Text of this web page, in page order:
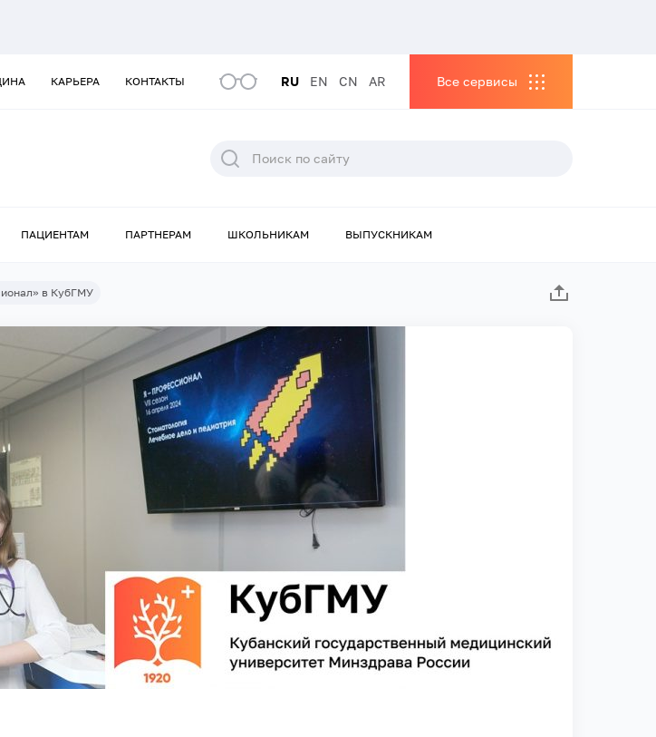
КАРЬЕРА КОНТАКТЫ RU EN CN AR Все сервисы
ПАЦИЕНТАМ ПАРТНЕРАМ ШКОЛЬНИКАМ ВЫПУСКНИКАМ
в КубГМУ